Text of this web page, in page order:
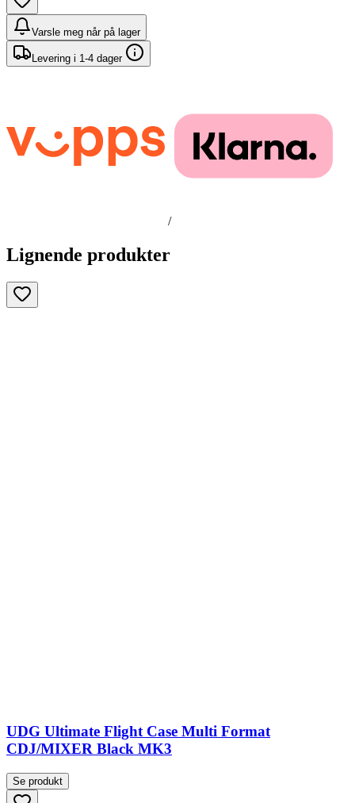
Varsle meg når på lager
Levering i 1-4 dager
/
Lignende produkter
UDG Ultimate Flight Case Multi Format
CDJ/MIXER Black MK3
Se produkt